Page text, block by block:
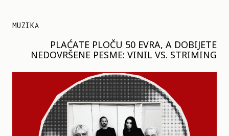
MUZIKA
PLAĆATE PLOČU 50 EVRA, A DOBIJETE
NEDOVRŠENE PESME: VINIL VS. STRIMING